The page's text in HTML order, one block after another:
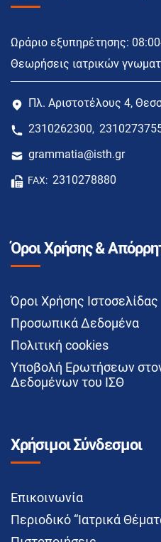
Ωράριο εξυπηρέτησης:
Θεωρήσεις ιατρικών
Πλ. Αριστοτέλους 4,
2310262300,
grammatia@isth.gr
FAX: 2310278880
Όροι Χρήσης &
Όροι Χρήσης Ιστοσελίδας
Προσωπικά Δεδομένα
Πολιτική cookies
Υποβολή Ερωτήσεων
Δεδομένων του ΙΣΘ
Χρήσιμοι Σύνδεσμοι
Επικοινωνία
Περιοδικό “Ιατρικά